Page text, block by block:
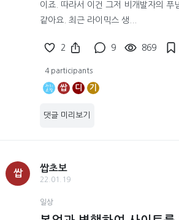
이죠. 따라서 이건 그저 비개발자의 푸
같아요. 최근 라이믹스 생...
2 9 869
4 participants
쌉 디 기
댓글 미리보기
쌉
쌉초보
22.01.19
일상